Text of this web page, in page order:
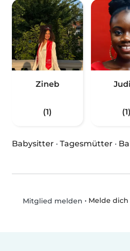
Zineb
(1) (1)
Babysitter · Tagesmütter ·
Mitglied melden • Melde